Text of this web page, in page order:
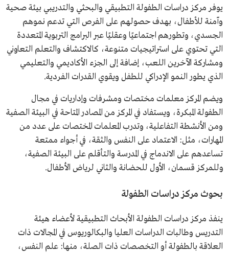
يوفر مركز دراسات الطفولة التطبيقي والبحثي والتدريبي بيئة صحية
وآمنة للأطفال، بهدف حصولهم على الفرص التي تدعم نموهم
الجسدي، وتطورهم اجتماعيًا وعقليًا عبر البرامج التربوية المتعددة
التي تحتوي على استراتيجيات متنوعة، كالاكتشاف والتعلم التعاوني
ومشاركة الآخرين اللعب، إضافة إلى الجزء الأكاديمي والتعليمي
الذي يطور النمو الإدراكي للطفل ويقوي القدرات الفردية.
ويضم المركز معلمات مختصات ومشرفات وإداريات في مجال
الطفولة المبكرة، ويستفاد في المركز من المصادر المتاحة في البيئة الصفية
ومن الأنشطة التفاعلية، وتدرب المعلمات المختصات على عدد من
المهارات، مثل: الاعتماد على النفس والثقة، في أجواء ممتعة
تساعدهم على الاندماج في المدرسة والتأقلم على البيئة الصفية،
وللمركز قسمان، الأول للحضانة والثاني لرياض الأطفال.
بحوث مركز دراسات الطفولة
ينفذ مركز دراسات الطفولة الأبحاث التطبيقية لأعضاء هيئة
التدريس وطالبات الدراسات العليا والبكالوريوس في المجالات ذات
العلاقة بالطفولة أو التخصصات ذات الصلة، منها: علم النفس،